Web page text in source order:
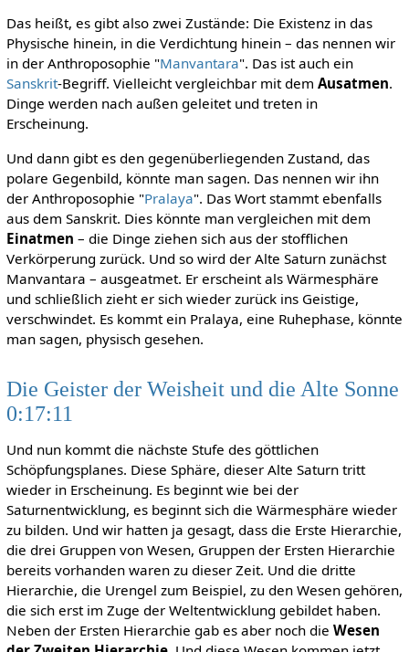
Das heißt, es gibt also zwei Zustände: Die Existenz in das
Physische hinein, in die Verdichtung hinein – das nennen wir
in der Anthroposophie "Manvantara". Das ist auch ein
Sanskrit-Begriff. Vielleicht vergleichbar mit dem Ausatmen.
Dinge werden nach außen geleitet und treten in
Erscheinung.
Und dann gibt es den gegenüberliegenden Zustand, das
polare Gegenbild, könnte man sagen. Das nennen wir ihn
der Anthroposophie "Pralaya". Das Wort stammt ebenfalls
aus dem Sanskrit. Dies könnte man vergleichen mit dem
Einatmen – die Dinge ziehen sich aus der stofflichen
Verkörperung zurück. Und so wird der Alte Saturn zunächst
Manvantara – ausgeatmet. Er erscheint als Wärmesphäre
und schließlich zieht er sich wieder zurück ins Geistige,
verschwindet. Es kommt ein Pralaya, eine Ruhephase, könnte
man sagen, physisch gesehen.
Die Geister der Weisheit und die Alte Sonne
0:17:11
Und nun kommt die nächste Stufe des göttlichen
Schöpfungsplanes. Diese Sphäre, dieser Alte Saturn tritt
wieder in Erscheinung. Es beginnt wie bei der
Saturnentwicklung, es beginnt sich die Wärmesphäre wieder
zu bilden. Und wir hatten ja gesagt, dass die Erste Hierarchie,
die drei Gruppen von Wesen, Gruppen der Ersten Hierarchie
bereits vorhanden waren zu dieser Zeit. Und die dritte
Hierarchie, die Urengel zum Beispiel, zu den Wesen gehören,
die sich erst im Zuge der Weltentwicklung gebildet haben.
Neben der Ersten Hierarchie gab es aber noch die Wesen